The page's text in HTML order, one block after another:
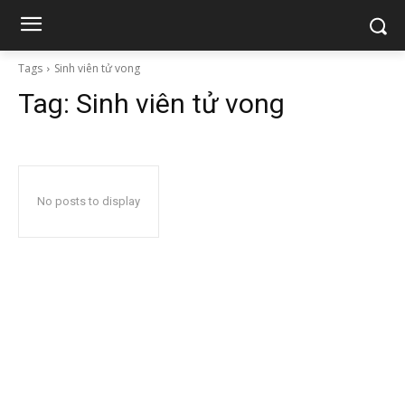
Tags Sinh viên tử vong
Tag: Sinh viên tử vong
No posts to display